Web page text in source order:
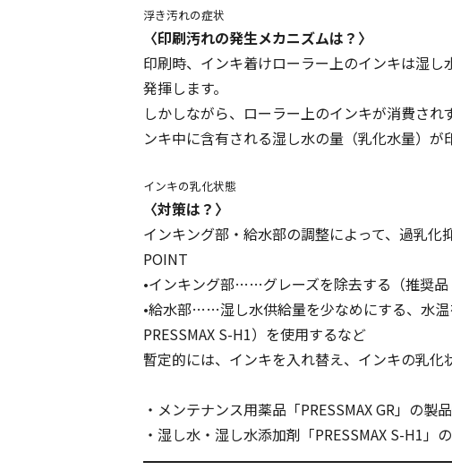
浮き汚れの症状
〈印刷汚れの発生メカニズムは？〉
印刷時、インキ着けローラー上のインキは湿
発揮します。
しかしながら、ローラー上のインキが消費さ
ンキ中に含有される湿し水の量（乳化水量）が
インキの乳化状態
〈対策は？〉
インキング部・給水部の調整によって、過乳化
POINT
•インキング部……グレーズを除去する（推奨品
•給水部……湿し水供給量を少なめにする、水温
PRESSMAX S-H1）を使用するなど
暫定的には、インキを入れ替え、インキの乳化
・メンテナンス用薬品「PRESSMAX GR」の製
・湿し水・湿し水添加剤「PRESSMAX S-H1」